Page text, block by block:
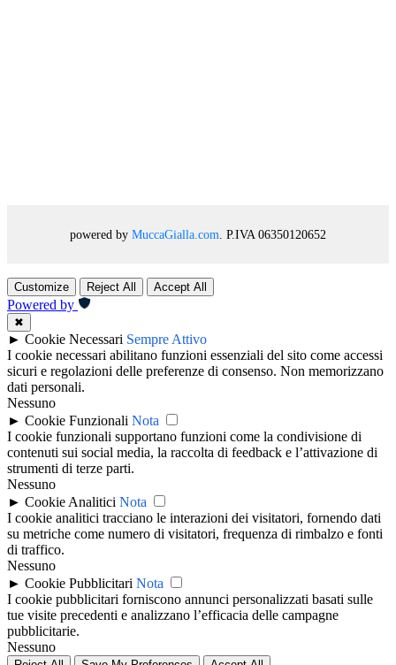
powered by MuccaGialla.com . P.IVA 06350120652
Customize Reject All Accept All
Powered by
✖
► Cookie Necessari Sempre Attivo
I cookie necessari abilitano funzioni essenziali del sito come accessi
sicuri e regolazioni delle preferenze di consenso. Non memorizzano
dati personali.
Nessuno
► Cookie Funzionali Nota
I cookie funzionali supportano funzioni come la condivisione di
contenuti sui social media, la raccolta di feedback e l’attivazione di
strumenti di terze parti.
Nessuno
► Cookie Analitici Nota
I cookie analitici tracciano le interazioni dei visitatori, fornendo dati
su metriche come numero di visitatori, frequenza di rimbalzo e fonti
di traffico.
Nessuno
► Cookie Pubblicitari Nota
I cookie pubblicitari forniscono annunci personalizzati basati sulle
tue visite precedenti e analizzano l’efficacia delle campagne
pubblicitarie.
Nessuno